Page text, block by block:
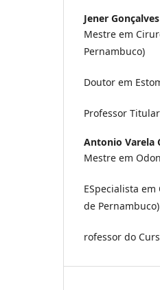
Jener
Mestre em
Pernambuco)
Doutor em
Professor
Antonio Varela
Mestre em
ESpecialista
de Pernambuco)
rofessor do